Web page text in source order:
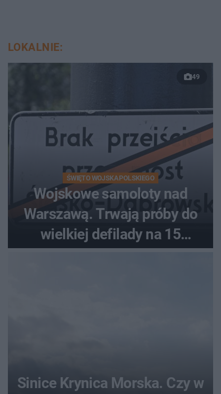
LOKALNIE:
49
ŚWIĘTO WOJSKA POLSKIEGO
Wojskowe samoloty nad
Warszawą. Trwają próby do
wielkiej defilady na 15
Sinice Krynica Morska. Czy w